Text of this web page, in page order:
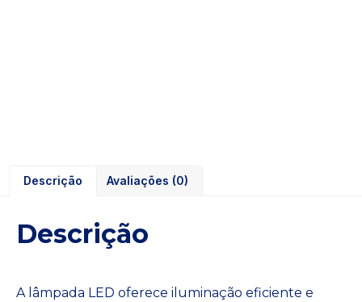
Descrição Avaliações (0)
Descrição
A lâmpada LED oferece iluminação eficiente e